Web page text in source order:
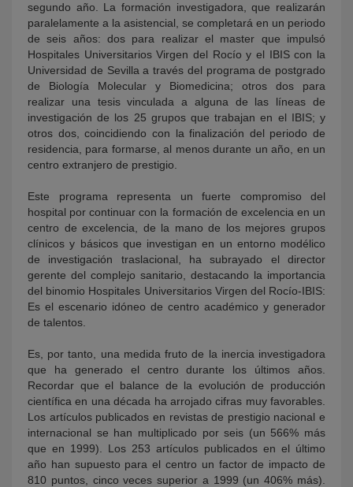
segundo año. La formación investigadora, que realizarán
paralelamente a la asistencial, se completará en un periodo
de seis años: dos para realizar el master que impulsó
Hospitales Universitarios Virgen del Rocío y el IBIS con la
Universidad de Sevilla a través del programa de postgrado
de Biología Molecular y Biomedicina; otros dos para
realizar una tesis vinculada a alguna de las líneas de
investigación de los 25 grupos que trabajan en el IBIS; y
otros dos, coincidiendo con la finalización del periodo de
residencia, para formarse, al menos durante un año, en un
centro extranjero de prestigio.
Este programa representa un fuerte compromiso del
hospital por continuar con la formación de excelencia en un
centro de excelencia, de la mano de los mejores grupos
clínicos y básicos que investigan en un entorno modélico
de investigación traslacional, ha subrayado el director
gerente del complejo sanitario, destacando la importancia
del binomio Hospitales Universitarios Virgen del Rocío-IBIS:
Es el escenario idóneo de centro académico y generador
de talentos.
Es, por tanto, una medida fruto de la inercia investigadora
que ha generado el centro durante los últimos años.
Recordar que el balance de la evolución de producción
científica en una década ha arrojado cifras muy favorables.
Los artículos publicados en revistas de prestigio nacional e
internacional se han multiplicado por seis (un 566% más
que en 1999). Los 253 artículos publicados en el último
año han supuesto para el centro un factor de impacto de
810 puntos, cinco veces superior a 1999 (un 406% más).